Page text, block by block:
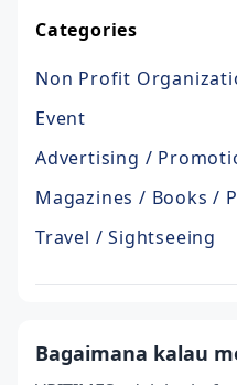
Categories
Non Profit
Event
Advertising /
Magazines / Books /
Travel / Sightseeing
Bagaimana kalau